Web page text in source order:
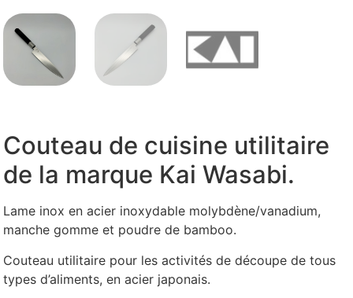
Couteau de cuisine utilitaire
de la marque Kai Wasabi.
Lame inox en acier inoxydable molybdène/vanadium,
manche gomme et poudre de bamboo.
Couteau utilitaire pour les activités de découpe de tous
types d’aliments, en acier japonais.